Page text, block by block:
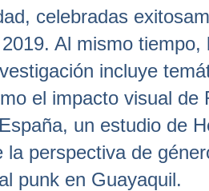
celebradas
Al mismo tiempo,
incluye
el impacto visual de
un estudio de
la perspectiva de
punk en Guayaquil.